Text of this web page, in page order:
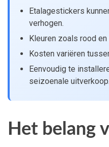
Etalagestickers
verhogen.
Kleuren zoals rood
Kosten variëren
Eenvoudig te
seizoenale uitverkoop.
Het belang